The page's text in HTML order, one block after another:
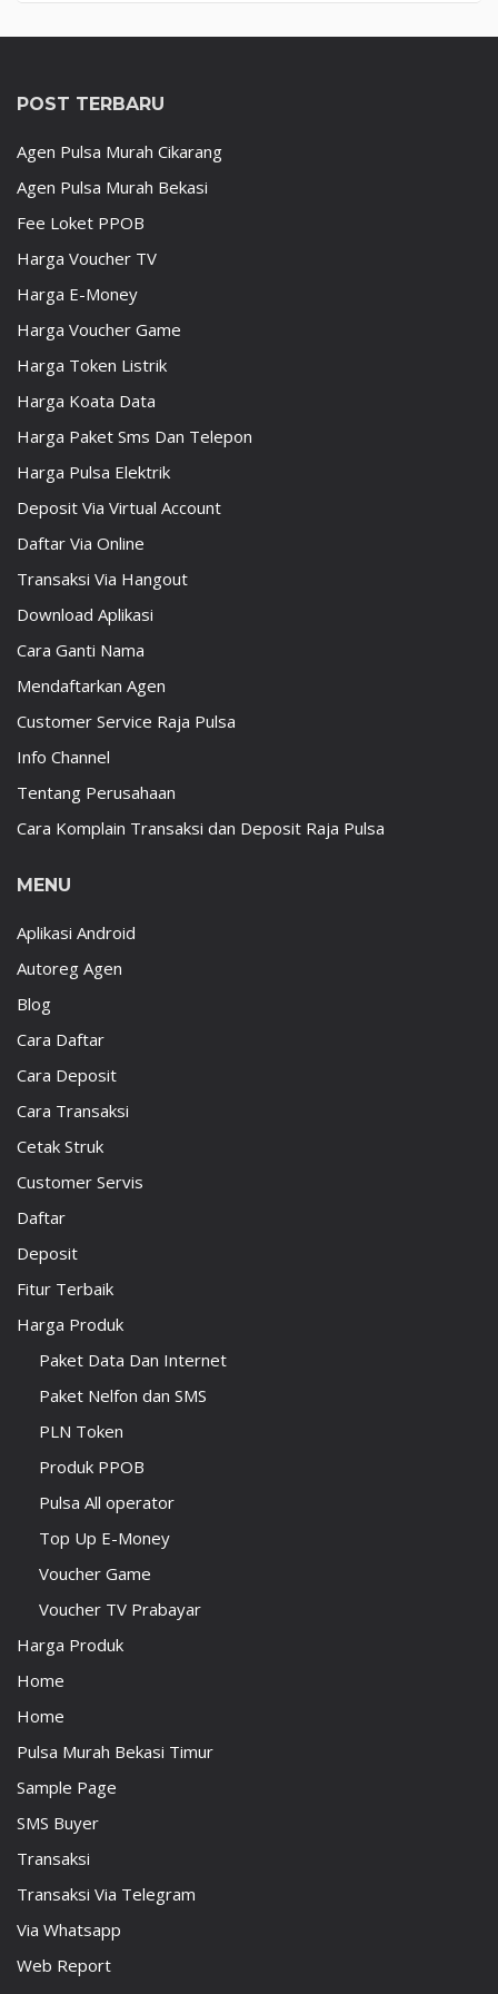
POST TERBARU
Agen Pulsa Murah Cikarang
Agen Pulsa Murah Bekasi
Fee Loket PPOB
Harga Voucher TV
Harga E-Money
Harga Voucher Game
Harga Token Listrik
Harga Koata Data
Harga Paket Sms Dan Telepon
Harga Pulsa Elektrik
Deposit Via Virtual Account
Daftar Via Online
Transaksi Via Hangout
Download Aplikasi
Cara Ganti Nama
Mendaftarkan Agen
Customer Service Raja Pulsa
Info Channel
Tentang Perusahaan
Cara Komplain Transaksi dan Deposit Raja Pulsa
MENU
Aplikasi Android
Autoreg Agen
Blog
Cara Daftar
Cara Deposit
Cara Transaksi
Cetak Struk
Customer Servis
Daftar
Deposit
Fitur Terbaik
Harga Produk
Paket Data Dan Internet
Paket Nelfon dan SMS
PLN Token
Produk PPOB
Pulsa All operator
Top Up E-Money
Voucher Game
Voucher TV Prabayar
Harga Produk
Home
Home
Pulsa Murah Bekasi Timur
Sample Page
SMS Buyer
Transaksi
Transaksi Via Telegram
Via Whatsapp
Web Report